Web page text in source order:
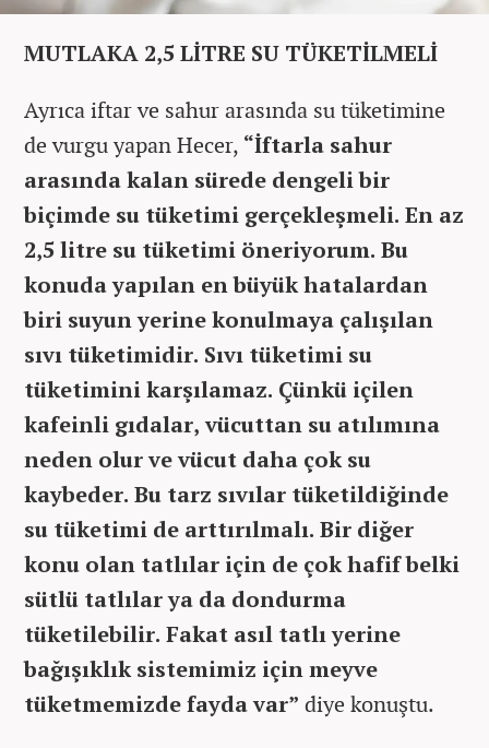
MUTLAKA 2,5 LİTRE SU TÜKETİLMELİ
Ayrıca iftar ve sahur arasında su tüketimine
de vurgu yapan Hecer, “İftarla sahur
arasında kalan sürede dengeli bir
biçimde su tüketimi gerçekleşmeli. En az
2,5 litre su tüketimi öneriyorum. Bu
konuda yapılan en büyük hatalardan
biri suyun yerine konulmaya çalışılan
sıvı tüketimidir. Sıvı tüketimi su
tüketimini karşılamaz. Çünkü içilen
kafeinli gıdalar, vücuttan su atılımına
neden olur ve vücut daha çok su
kaybeder. Bu tarz sıvılar tüketildiğinde
su tüketimi de arttırılmalı. Bir diğer
konu olan tatlılar için de çok hafif belki
sütlü tatlılar ya da dondurma
tüketilebilir. Fakat asıl tatlı yerine
bağışıklık sistemimiz için meyve
tüketmemizde fayda var” diye konuştu.